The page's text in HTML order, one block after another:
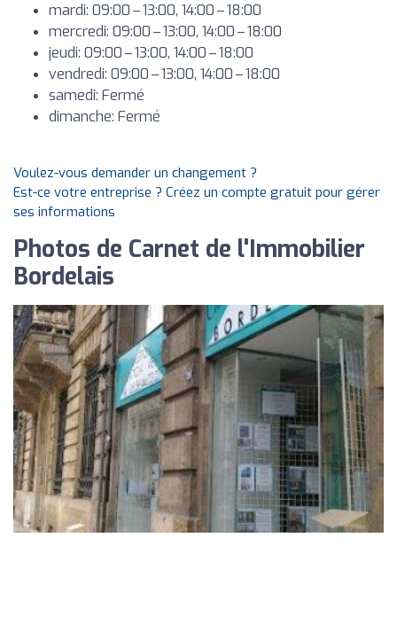
mardi: 09:00 – 13:00, 14:00 – 18:00
mercredi: 09:00 – 13:00, 14:00 – 18:00
jeudi: 09:00 – 13:00, 14:00 – 18:00
vendredi: 09:00 – 13:00, 14:00 – 18:00
samedi: Fermé
dimanche: Fermé
Voulez-vous demander un changement ?
Est-ce votre entreprise ? Créez un compte gratuit pour gérer
ses informations
Photos de Carnet de l'Immobilier
Bordelais